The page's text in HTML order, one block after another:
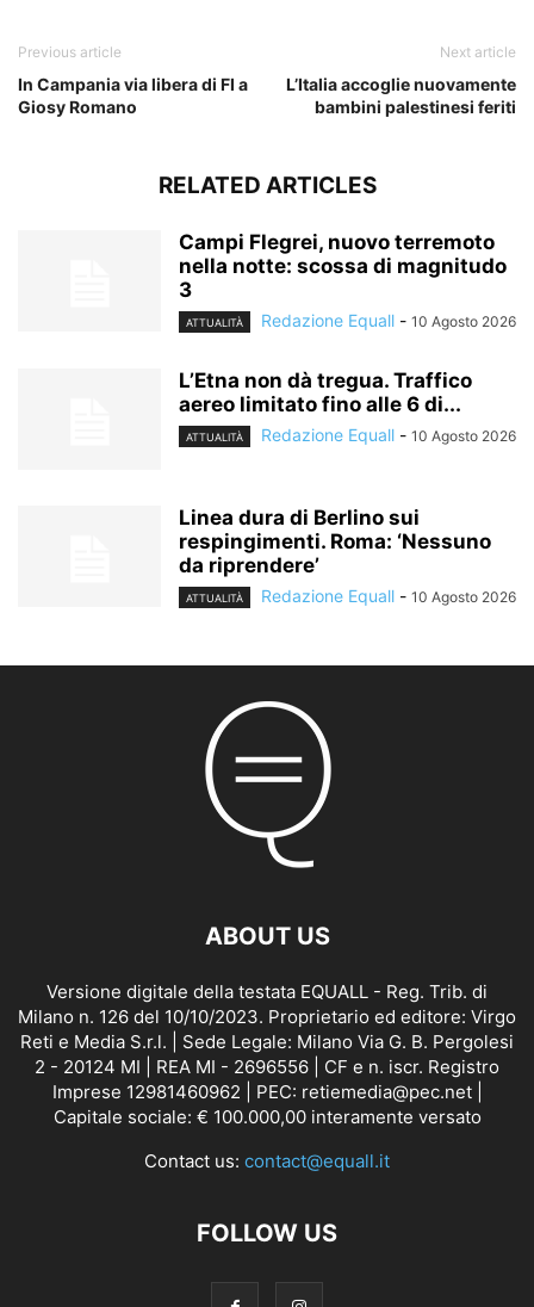
Previous article
In Campania via libera di FI a
Giosy Romano
Next article
L’Italia accoglie nuovamente
bambini palestinesi feriti
RELATED ARTICLES
Campi Flegrei, nuovo terremoto
nella notte: scossa di magnitudo
3
ATTUALITÀ Redazione Equall - 10 Agosto 2026
L’Etna non dà tregua. Traffico
aereo limitato fino alle 6 di...
ATTUALITÀ Redazione Equall - 10 Agosto 2026
Linea dura di Berlino sui
respingimenti. Roma: ‘Nessuno
da riprendere’
ATTUALITÀ Redazione Equall - 10 Agosto 2026
ABOUT US
Versione digitale della testata EQUALL - Reg. Trib. di
Milano n. 126 del 10/10/2023. Proprietario ed editore: Virgo
Reti e Media S.r.l. | Sede Legale: Milano Via G. B. Pergolesi
2 - 20124 MI | REA MI - 2696556 | CF e n. iscr. Registro
Imprese 12981460962 | PEC: retiemedia@pec.net |
Capitale sociale: € 100.000,00 interamente versato
Contact us: contact@equall.it
FOLLOW US